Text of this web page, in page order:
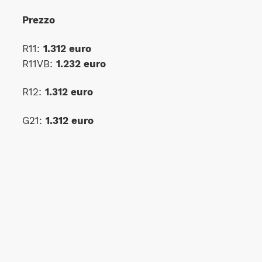
Prezzo
R11: 1.312 euro
R11VB: 1.232 euro
R12: 1.312 euro
G21: 1.312 euro